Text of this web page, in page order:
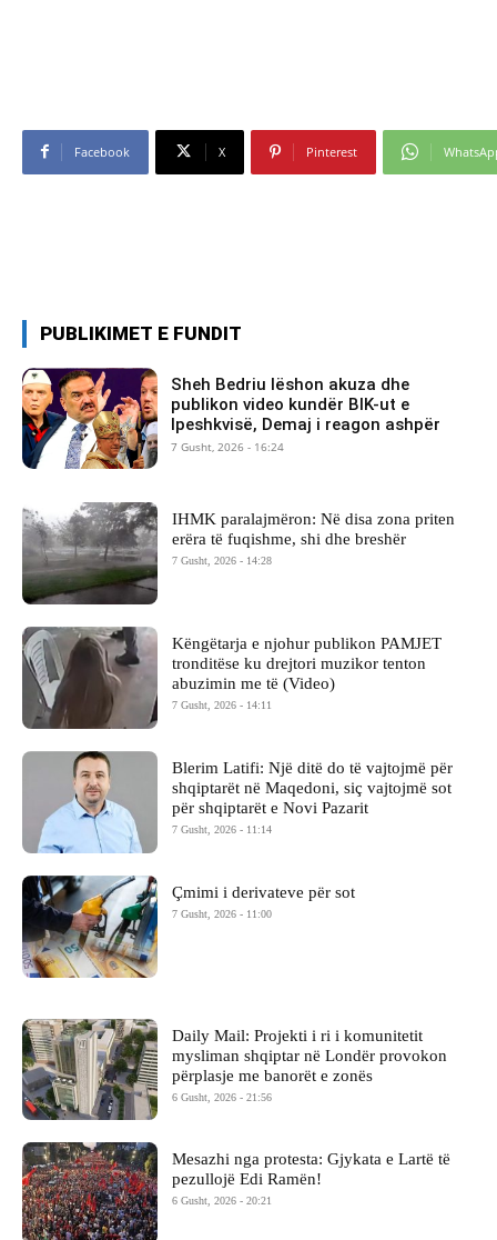
Facebook X Pinterest
PUBLIKIMET E FUNDIT
Sheh Bedriu lëshon akuza dhe
publikon video kundër BIK-ut e
Ipeshkvisë, Demaj i reagon ashpër
7 Gusht, 2026 - 16:24
IHMK paralajmëron: Në disa zona priten
erëra të fuqishme, shi dhe breshër
7 Gusht, 2026 - 14:28
Këngëtarja e njohur publikon PAMJET
tronditëse ku drejtori muzikor tenton
abuzimin me të (Video)
7 Gusht, 2026 - 14:11
Blerim Latifi: Një ditë do të vajtojmë për
shqiptarët në Maqedoni, siç vajtojmë sot
për shqiptarët e Novi Pazarit
7 Gusht, 2026 - 11:14
Çmimi i derivateve për sot
7 Gusht, 2026 - 11:00
Daily Mail: Projekti i ri i komunitetit
mysliman shqiptar në Londër provokon
përplasje me banorët e zonës
6 Gusht, 2026 - 21:56
Mesazhi nga protesta: Gjykata e Lartë të
pezullojë Edi Ramën!
6 Gusht, 2026 - 20:21